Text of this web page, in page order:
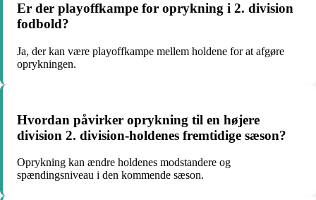
Er der playoffkampe for oprykning i 2. division
fodbold?
Ja, der kan være playoffkampe mellem holdene for at afgøre
oprykningen.
Hvordan påvirker oprykning til en højere
division 2. division-holdenes fremtidige sæson?
Oprykning kan ændre holdenes modstandere og
spændingsniveau i den kommende sæson.